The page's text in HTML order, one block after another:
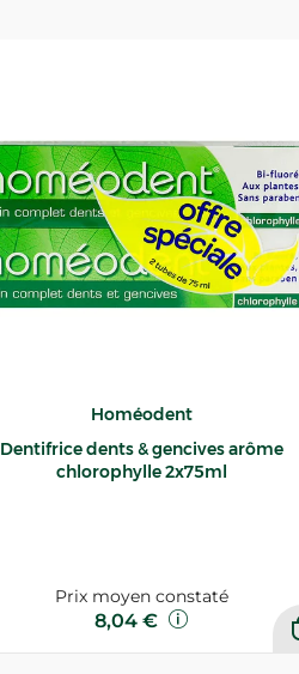
Homéodent
Dentifrice dents & gencives arôme
chlorophylle 2x75ml
Prix moyen constaté
8,04 €